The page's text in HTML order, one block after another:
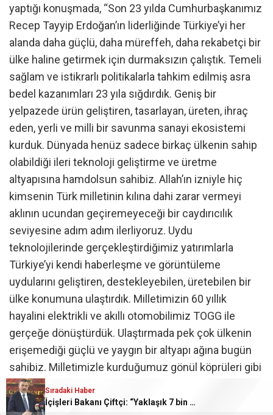
yaptığı konuşmada, “Son 23 yılda Cumhurbaşkanımız
Recep Tayyip Erdoğan’ın liderliğinde Türkiye’yi her
alanda daha güçlü, daha müreffeh, daha rekabetçi bir
ülke haline getirmek için durmaksızın çalıştık. Temeli
sağlam ve istikrarlı politikalarla tahkim edilmiş asra
bedel kazanımları 23 yıla sığdırdık. Geniş bir
yelpazede ürün geliştiren, tasarlayan, üreten, ihraç
eden, yerli ve milli bir savunma sanayi ekosistemi
kurduk. Dünyada henüz sadece birkaç ülkenin sahip
olabildiği ileri teknoloji geliştirme ve üretme
altyapısına hamdolsun sahibiz. Allah’ın izniyle hiç
kimsenin Türk milletinin kılına dahi zarar vermeyi
aklının ucundan geçiremeyeceği bir caydırıcılık
seviyesine adım adım ilerliyoruz. Uydu
teknolojilerinde gerçekleştirdiğimiz yatırımlarla
Türkiye’yi kendi haberleşme ve görüntüleme
uydularını geliştiren, destekleyebilen, üretebilen bir
ülke konumuna ulaştırdık. Milletimizin 60 yıllık
hayalini elektrikli ve akıllı otomobilimiz TOGG ile
gerçeğe dönüştürdük. Ulaştırmada pek çok ülkenin
erişemediği güçlü ve yaygın bir altyapı ağına bugün
sahibiz. Milletimizle kurduğumuz gönül köprüleri gibi
kıtaları da aynı anlayışla birbirine bağladık. Dış
ticaretimizin taşıyıcı gücü limanları, şehirlerimizi
Sıradaki Haber
İçişleri Bakanı Çiftçi: “Yaklaşık 7 bin 500 aranan şahsı bu yılın ilk 7 yılında yakalamış durumdayız”